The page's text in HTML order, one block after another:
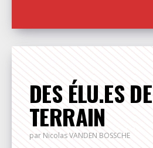
DES ÉLU.ES DE
TERRAIN
par NicolasVANDEN BOSSCHE